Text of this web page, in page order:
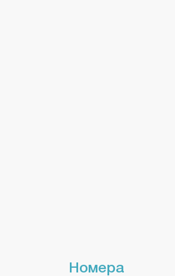
Номера